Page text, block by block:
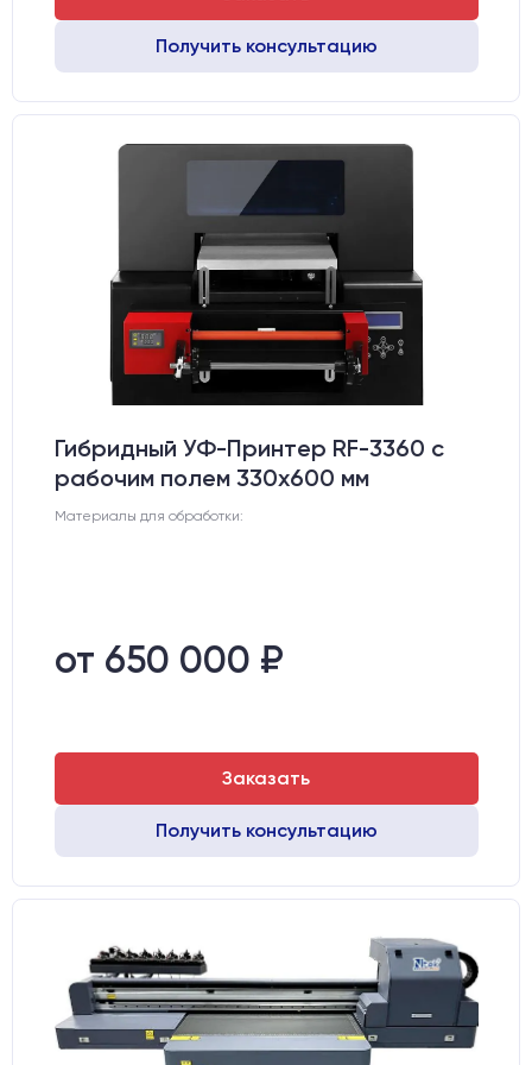
Получить консультацию
Гибридный УФ-Принтер RF-3360 с
рабочим полем 330х600 мм
Материалы для обработки:
от 650 000 ₽
Заказать
Получить консультацию